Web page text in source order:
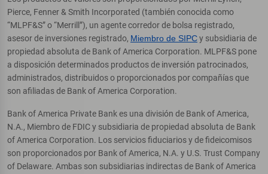
Pierce, Fenner & Smith Incorporated (también conocida como
“MLPF&S” o “Merrill”), un agente corredor de bolsa registrado,
asesor de inversiones registrado, Miembro de SIPCy subsidiaria de
propiedad absoluta de Bank of America Corporation. MLPF&S pone
a disposición determinados productos de inversión patrocinados,
administrados, distribuidos o proporcionados por compañías que
son afiliadas de Bank of America Corporation.
Bank of America Private Bank es una división de Bank of America,
N.A., Miembro de FDIC y subsidiaria de propiedad absoluta de Bank
of America Corporation. Los servicios fiduciarios y de fideicomisos
son proporcionados por Bank of America, N.A. y U.S. Trust Company
of Delaware. Ambas son subsidiarias indirectas de Bank of America